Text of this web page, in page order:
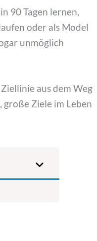
90 Tagen lernen,
oder als Model
unmöglich
aus dem Weg
Ziele im Leben